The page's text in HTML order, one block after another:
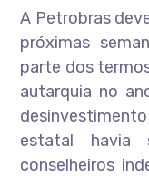
A Petrobras
próximas
parte dos
autarquia no
estatal havia
conselheiros